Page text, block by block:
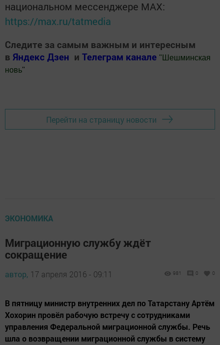
национальном мессенджере MАХ:
https://max.ru/tatmedia
Следите за самым важным и интересным
в Яндекс Дзен и Телеграм канале " Шешминская
новь"
Перейти на страницу новости
ЭКОНОМИКА
Миграционную службу ждёт
сокращение
автор, 17 апреля 2016 - 09:11 981 0 0
В пятницу министр внутренних дел по Татарстану Артём
Хохорин провёл рабочую встречу с сотрудниками
управления Федеральной миграционной службы. Речь
шла о возвращении миграционной службы в систему